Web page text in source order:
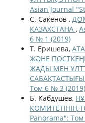
Asian Journal
С. Сакенов ,
КАЗАХСТАНА ,
6 № 1 (2019)
Т. Еришева,
ЖӘНЕ
ЖАДЫ МЕН
САБАҚТАСТЫҒЫ
Том 6 № 3 (2019)
Б. Кабдушев,
КОМИТЕТІНІҢ
Panorama":